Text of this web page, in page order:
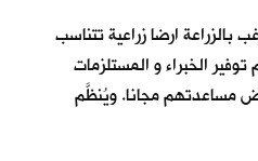
بالزراعة ارضا زراعية تتناسب
الخبراء و المستلزمات
مساعدتهم مجانا. ويُنظَّم